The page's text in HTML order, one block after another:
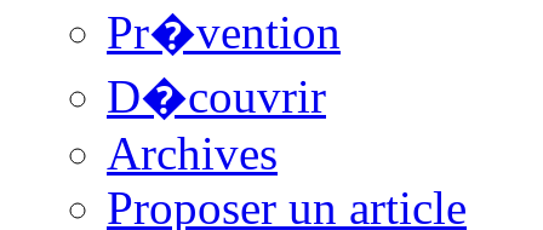
Pr�vention
D�couvrir
Archives
Proposer un article